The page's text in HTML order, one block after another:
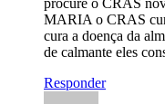
procure o CRAS
MARIA o CRAS
cura a doença da
de calmante eles
Responder